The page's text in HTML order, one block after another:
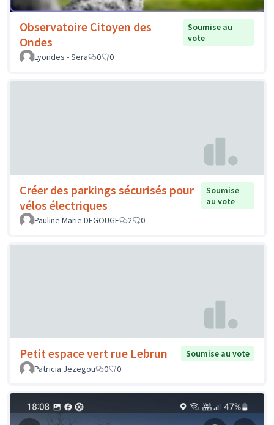
Observatoire Citoyen des
Ondes
Soumise au
vote
Lyondes - Sera
0 0
Créer des parkings sécurisés pour
vélos électriques
Soumise
au vote
Pauline Marie DEGOUGE
2 0
Petit espace vert rue Lebrun
Soumise au vote
Patricia Jezegou
0 0